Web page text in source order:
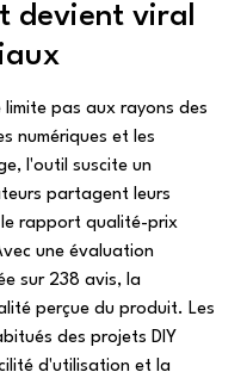
devient viral
limite pas aux rayons des
numériques et les
l'outil suscite un
partagent leurs
rapport qualité-prix
une évaluation
sur 238 avis, la
perçue du produit. Les
des projets DIY
d'utilisation et la